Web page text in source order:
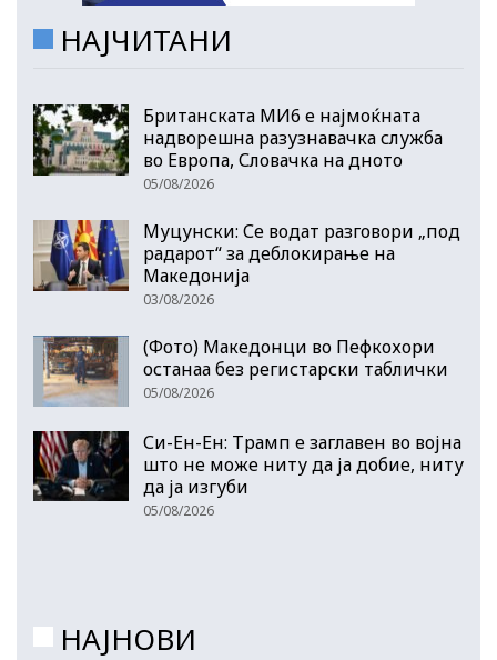
НАЈЧИТАНИ
Британската МИ6 е најмоќната
надворешна разузнавачка служба
во Европа, Словачка на дното
05/08/2026
Муцунски: Се водат разговори „под
радарот“ за деблокирање на
Македонија
03/08/2026
(Фото) Македонци во Пефкохори
останаа без регистарски таблички
05/08/2026
Си-Ен-Ен: Трамп е заглавен во војна
што не може ниту да ја добие, ниту
да ја изгуби
05/08/2026
НАЈНОВИ